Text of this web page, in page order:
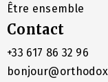
Être ensemble
Contact
+33 617 86 32 96